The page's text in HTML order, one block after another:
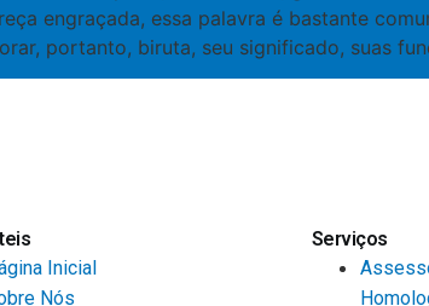
engraçada, essa palavra é bastante
portanto, biruta, seu significado, suas
Inicial
Nós
Serviços